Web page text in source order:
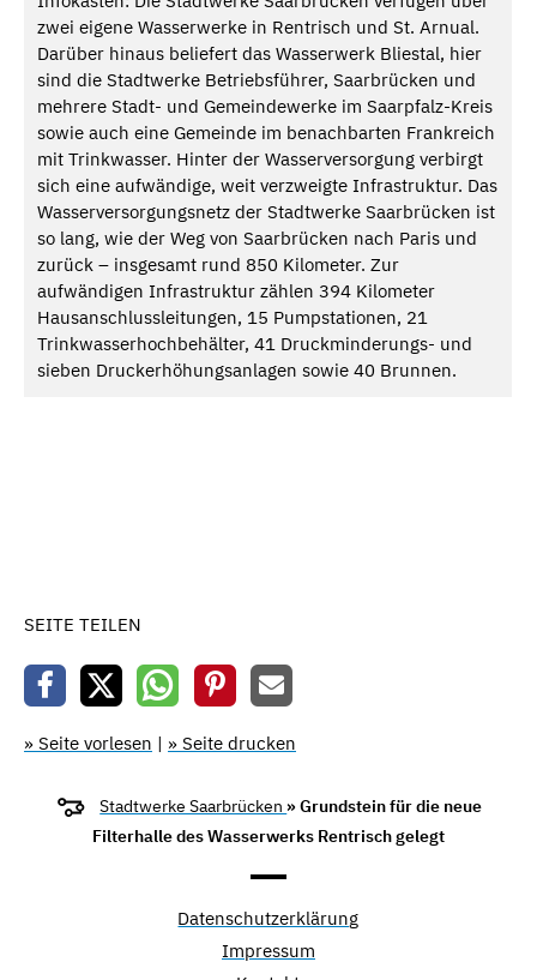
zwei eigene Wasserwerke in Rentrisch und St. Arnual.
Darüber hinaus beliefert das Wasserwerk Bliestal, hier
sind die Stadtwerke Betriebsführer, Saarbrücken und
mehrere Stadt- und Gemeindewerke im Saarpfalz-Kreis
sowie auch eine Gemeinde im benachbarten Frankreich
mit Trinkwasser. Hinter der Wasserversorgung verbirgt
sich eine aufwändige, weit verzweigte Infrastruktur. Das
Wasserversorgungsnetz der Stadtwerke Saarbrücken ist
so lang, wie der Weg von Saarbrücken nach Paris und
zurück – insgesamt rund 850 Kilometer. Zur
aufwändigen Infrastruktur zählen 394 Kilometer
Hausanschlussleitungen, 15 Pumpstationen, 21
Trinkwasserhochbehälter, 41 Druckminderungs- und
sieben Druckerhöhungsanlagen sowie 40 Brunnen.
SEITE TEILEN
» Seite vorlesen | » Seite drucken
Stadtwerke Saarbrücken » Grundstein für die neue
Filterhalle des Wasserwerks Rentrisch gelegt
Datenschutzerklärung
Impressum